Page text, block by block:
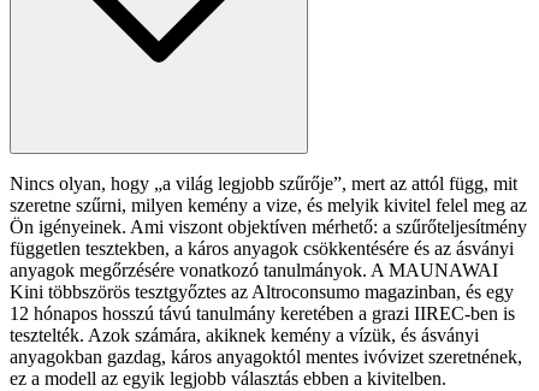
Nincs olyan, hogy „a világ legjobb szűrője”, mert az attól függ, mit
szeretne szűrni, milyen kemény a vize, és melyik kivitel felel meg az
Ön igényeinek. Ami viszont objektíven mérhető: a szűrőteljesítmény
független tesztekben, a káros anyagok csökkentésére és az ásványi
anyagok megőrzésére vonatkozó tanulmányok. A MAUNAWAI
Kini többszörös tesztgyőztes az Altroconsumo magazinban, és egy
12 hónapos hosszú távú tanulmány keretében a grazi IIREC-ben is
tesztelték. Azok számára, akiknek kemény a vízük, és ásványi
anyagokban gazdag, káros anyagoktól mentes ivóvizet szeretnének,
ez a modell az egyik legjobb választás ebben a kivitelben.